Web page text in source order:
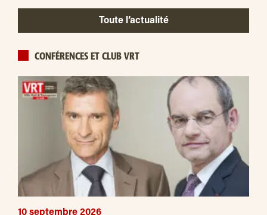
Toute l’actualité
CONFÉRENCES ET CLUB VRT
10 septembre 2026